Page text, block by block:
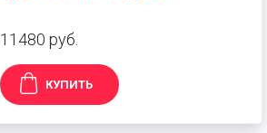
11480 руб.
КУПИТЬ